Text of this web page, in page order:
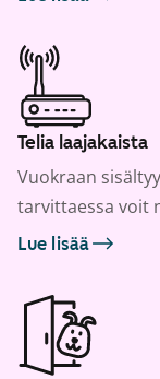
Telia laajakaista
Vuokraan
tarvittaessa voit
Lue lisää